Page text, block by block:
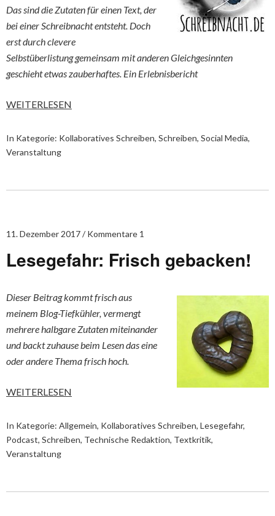
Das sind die Zutaten für einen Text, der
bei einer Schreibnacht entsteht. Doch
erst durch clevere
Selbstüberlistung gemeinsam mit anderen Gleichgesinnten
geschieht etwas zauberhaftes. Ein Erlebnisbericht
WEITERLESEN
In Kategorie: Kollaboratives Schreiben, Schreiben, Social Media,
Veranstaltung
11. Dezember 2017 Kommentare 1
Lesegefahr: Frisch gebacken!
Dieser Beitrag kommt frisch aus
meinem Blog-Tiefkühler, vermengt
mehrere halbgare Zutaten miteinander
und backt zuhause beim Lesen das eine
oder andere Thema frisch hoch.
WEITERLESEN
In Kategorie: Allgemein, Kollaboratives Schreiben, Lesegefahr,
Podcast, Schreiben, Technische Redaktion, Textkritik,
Veranstaltung